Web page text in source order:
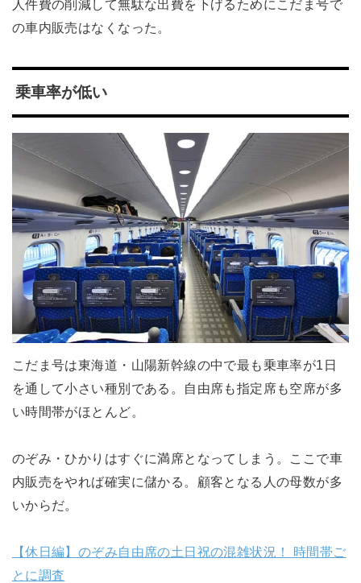
人件費の削減して無駄な出費を下げるためにこだま号で
の車内販売はなくなった。
乗車率が低い
こだま号は東海道・山陽新幹線の中で最も乗車率が1日
を通して小さい種別である。自由席も指定席も空席が多
い時間帯がほとんど。
のぞみ・ひかりはすぐに満席となってしまう。ここで車
内販売をやれば確実に儲かる。顧客となる人の母数が多
いからだ。
【休日編】のぞみ自由席の土日祝の混雑状況！ 時間帯ご
とに調査